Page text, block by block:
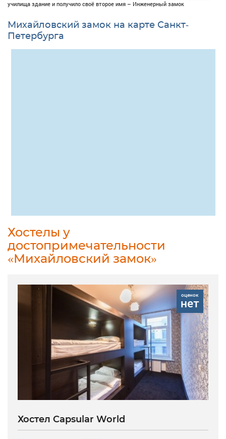
училища здание и получило своё второе имя – Инженерный замок
Михайловский замок на карте Санкт-
Петербурга
Хостелы у
достопримечательности
«Михайловский замок»
оценок
нет
Хостел Capsular World